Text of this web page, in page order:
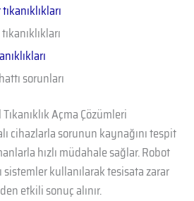
sorunları
Açma Çözümleri
cihazlarla sorunun kaynağını tespit
hızlı müdahale sağlar. Robot
sistemler kullanılarak tesisata zarar
etkili sonuç alınır.